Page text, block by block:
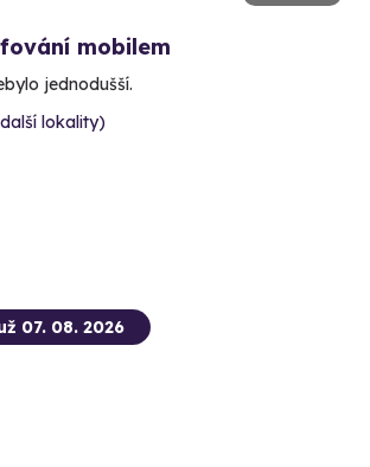
mobilem
jednodušší.
lokality)
07. 08. 2026